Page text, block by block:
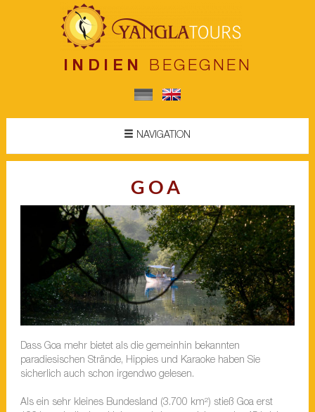
INDIEN BEGEGNEN
NAVIGATION
GOA
Dass Goa mehr bietet als die gemeinhin bekannten
paradiesischen Strände, Hippies und Karaoke haben Sie
sicherlich auch schon irgendwo gelesen.
Als ein sehr kleines Bundesland (3.700 km²) stieß Goa erst